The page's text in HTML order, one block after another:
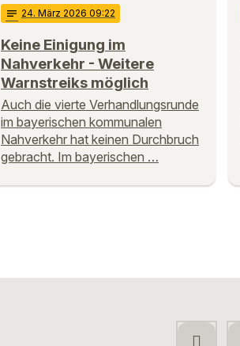
notes 24. März 2026 09:22
Keine Einigung im
Nahverkehr - Weitere
Warnstreiks möglich
Auch die vierte Verhandlungsrunde
im bayerischen kommunalen
Nahverkehr hat keinen Durchbruch
gebracht. Im bayerischen …